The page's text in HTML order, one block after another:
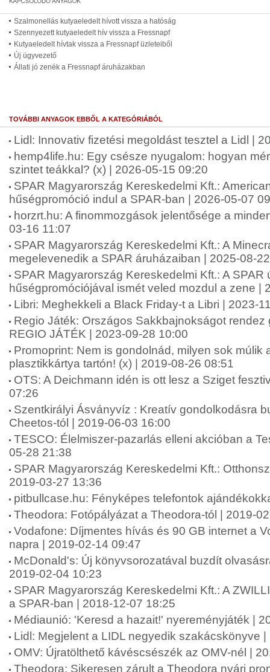
Szalmonellás kutyaeledelt hívott vissza a hatóság
Szennyezett kutyaeledelt hív vissza a Fressnapf
Kutyaeledelt hívtak vissza a Fressnapf üzleteiből
Új ügyvezető
Állati jó zenék a Fressnapf áruházakban
TOVÁBBI ANYAGOK EBBŐL A KATEGÓRIÁBÓL
Lidl: Innovativ fizetési megoldást tesztel a Lidl |
hemp4life.hu: Egy csésze nyugalom: hogyan
szintet teákkal? (x) | 2026-05-15 09:20
SPAR Magyarország Kereskedelmi Kft.:
hűségpromóció indul a SPAR-ban | 2026-05-07
horzrt.hu: A finommozgások jelentősége a
03-16 11:07
SPAR Magyarország Kereskedelmi Kft.: A
megelevenedik a SPAR áruházaiban | 2025-08-
SPAR Magyarország Kereskedelmi Kft.: A SPAR
hűségpromóciójával ismét veled mozdul a zene |
Libri: Meghekkeli a Black Friday-t a Libri | 2023-
Regio Játék: Országos Sakkbajnokságot rendez
REGIO JÁTÉK | 2023-09-28 10:00
Promoprint: Nem is gondolnád, milyen sok múlik
plasztikkártya tartón! (x) | 2019-08-26 08:51
OTS: A Deichmann idén is ott lesz a Sziget
07:26
Szentkirályi Ásványvíz : Kreatív gondolkodásra
Cheetos-tól | 2019-06-03 16:00
TESCO: Élelmiszer-pazarlás elleni akcióban a
05-28 21:38
SPAR Magyarország Kereskedelmi Kft.:
2019-03-27 13:36
pitbullcase.hu: Fényképes telefontok
Theodora: Fotópályázat a Theodora-tól | 2019-
Vodafone: Díjmentes hívás és 90 GB internet a
napra | 2019-02-14 09:47
McDonald's: Új könyvsorozatával buzdít
2019-02-04 10:23
SPAR Magyarország Kereskedelmi Kft.: A
a SPAR-ban | 2018-12-07 18:25
Médiaunió: 'Keresd a hazait!' nyereményjáték |
Lidl: Megjelent a LIDL negyedik szakácskönyve
OMV: Újratölthető kávéscsészék az OMV-nél |
Theodora: Sikeresen zárult a Theodora nyári